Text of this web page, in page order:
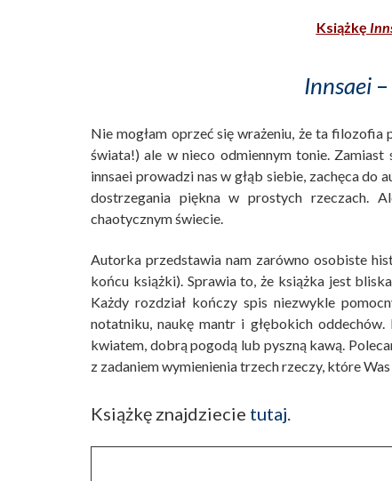
Książkę
Innsaei–
Nie mogłam oprzeć się wrażeniu, że ta filozofia
świata!) ale w nieco odmiennym tonie.
innsaei prowadzi nas w głąb siebie, zachęca
dostrzegania piękna w prostych rzeczach.
chaotycznym świecie.
Autorka przedstawia nam zarówno osobiste
końcu książki). Sprawia to, że książka jest
Każdy rozdział kończy spis niezwykle
notatniku, naukę mantr i głębokich
kwiatem, dobrą pogodą lub pyszną kawą.
z zadaniem wymienienia trzech rzeczy, które
Książkę znajdziecie tutaj